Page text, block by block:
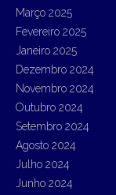
Março 2025
Fevereiro 2025
Janeiro 2025
Dezembro 2024
Novembro 2024
Outubro 2024
Setembro 2024
Agosto 2024
Julho 2024
Junho 2024